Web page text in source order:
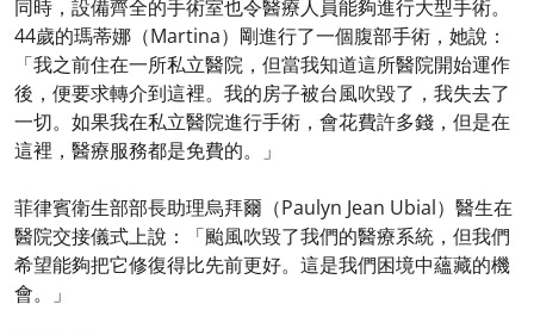
同時，設備齊全的手術室也令醫療人員能夠進行大型手術。
44歲的瑪蒂娜（Martina）剛進行了一個腹部手術，她說：
「我之前住在一所私立醫院，但當我知道這所醫院開始運作
後，便要求轉介到這裡。我的房子被台風吹毀了，我失去了
一切。如果我在私立醫院進行手術，會花費許多錢，但是在
這裡，醫療服務都是免費的。」
菲律賓衛生部部長助理烏拜爾（Paulyn Jean Ubial）醫生在
醫院交接儀式上說：「颱風吹毀了我們的醫療系統，但我們
希望能夠把它修復得比先前更好。這是我們困境中蘊藏的機
會。」